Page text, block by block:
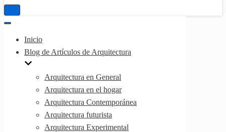
Menú
Menú
navegación
Inicio
Blog de Artículos de Arquitectura
Arquitectura en General
Arquitectura en el hogar
Arquitectura Contemporánea
Arquitectura futurista
Arquitectura Experimental